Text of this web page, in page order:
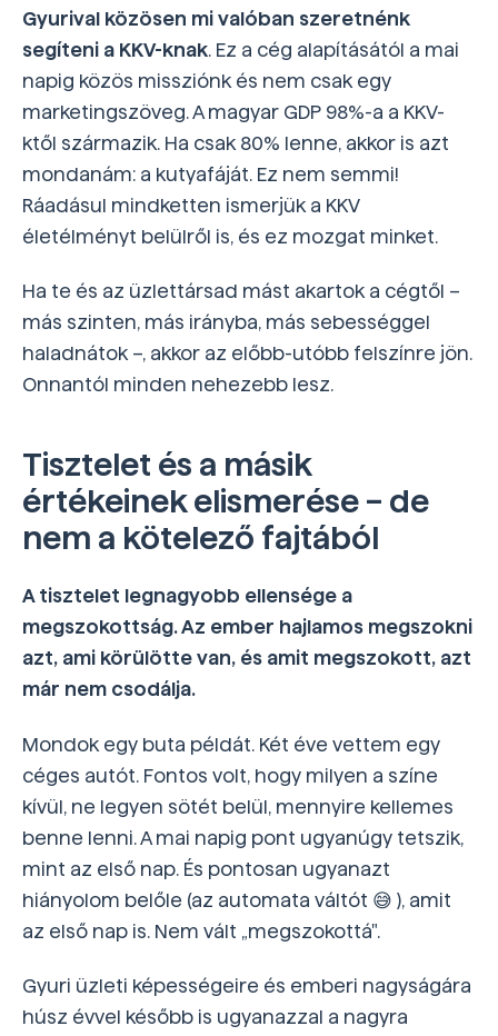
Gyurival közösen mi valóban szeretnénk
segíteni a KKV-knak. Ez a cég alapításától a mai
napig közös missziónk és nem csak egy
marketingszöveg. A magyar GDP 98%-a a KKV-
ktől származik. Ha csak 80% lenne, akkor is azt
mondanám: a kutyafáját. Ez nem semmi!
Ráadásul mindketten ismerjük a KKV
életélményt belülről is, és ez mozgat minket.
Ha te és az üzlettársad mást akartok a cégtől –
más szinten, más irányba, más sebességgel
haladnátok –, akkor az előbb-utóbb felszínre jön.
Onnantól minden nehezebb lesz.
Tisztelet és a másik
értékeinek elismerése – de
nem a kötelező fajtából
A tisztelet legnagyobb ellensége a
megszokottság. Az ember hajlamos megszokni
azt, ami körülötte van, és amit megszokott, azt
már nem csodálja.
Mondok egy buta példát. Két éve vettem egy
céges autót. Fontos volt, hogy milyen a színe
kívül, ne legyen sötét belül, mennyire kellemes
benne lenni. A mai napig pont ugyanúgy tetszik,
mint az első nap. És pontosan ugyanazt
hiányolom belőle (az automata váltót 😅 ), amit
az első nap is. Nem vált „megszokottá".
Gyuri üzleti képességeire és emberi nagyságára
húsz évvel később is ugyanazzal a nagyra